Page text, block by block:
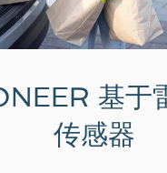
基于
传感器